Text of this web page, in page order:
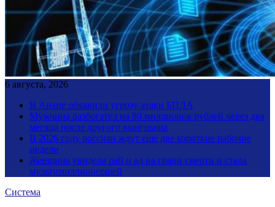
6 августа, 2026
В Анапе объявили угрозу атаки БПЛА
Мужчина разбогател на 80 миллионов рублей через два
месяца после другого выигрыша
В 2026 году россиян ждут еще две короткие рабочие
недели
Женщина увидела рай и ад на грани смерти и стала
мультимиллионершей
Система